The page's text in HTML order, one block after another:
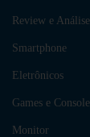
Review e Análise
Smartphone
Eletrônicos
Games e
Monitor